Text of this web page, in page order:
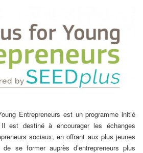
Entrepreneurs est un programme initié
Il est destiné à encourager les échanges
sociaux, en offrant aux plus jeunes
se former auprès d’entrepreneurs plus